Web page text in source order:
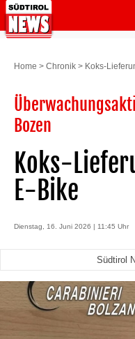
Home > Chronik > Koks-
Bozen
Koks-
E-Bike
Dienstag, 16. Juni 2026 | 11:45 Uhr
Südtirol